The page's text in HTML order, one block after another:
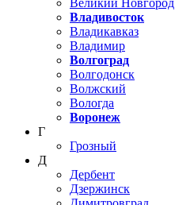
Владивосток
Владикавказ
Владимир
Волгоград
Волгодонск
Волжский
Вологда
Воронеж
Г
Грозный
Д
Дербент
Дзержинск